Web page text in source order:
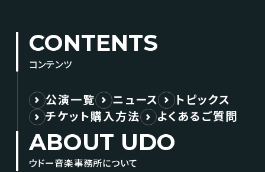
CONTENTS
コンテンツ
公演一覧 ニュース
トピックス
チケット購入方法
よくあるご質問
ABOUT UDO
ウドー音楽事務所について